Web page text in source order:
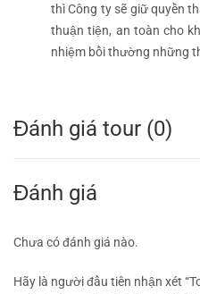
thì Công ty sẽ giữ quyền
thuận tiện, an toàn cho
nhiệm bồi thường những
Đánh giá tour (0)
Đánh giá
Chưa có đánh giá nào.
Hãy là người đầu tiên nhận xét